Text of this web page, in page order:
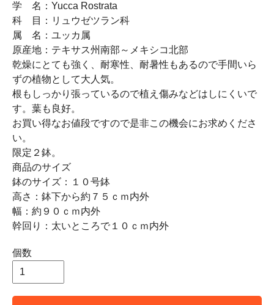
学 名：Yucca Rostrata
科 目：リュウゼツラン科
属 名：ユッカ属
原産地：テキサス州南部～メキシコ北部
乾燥にとても強く、耐寒性、耐暑性もあるので手間いら
ずの植物として大人気。
根もしっかり張っているので植え傷みなどはしにくいで
す。葉も良好。
お買い得なお値段ですので是非この機会にお求めくださ
い。
限定２鉢。
商品のサイズ
鉢のサイズ：１０号鉢
高さ：鉢下から約７５ｃｍ内外
幅：約９０ｃｍ内外
幹回り：太いところで１０ｃｍ内外
個数